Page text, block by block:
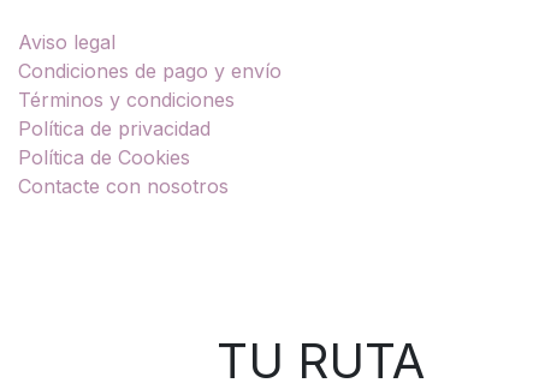
Aviso legal
Condiciones de pago y envío
Términos y condiciones
Política de privacidad
Política de Cookies
Contacte con nosotros
TU RUTA